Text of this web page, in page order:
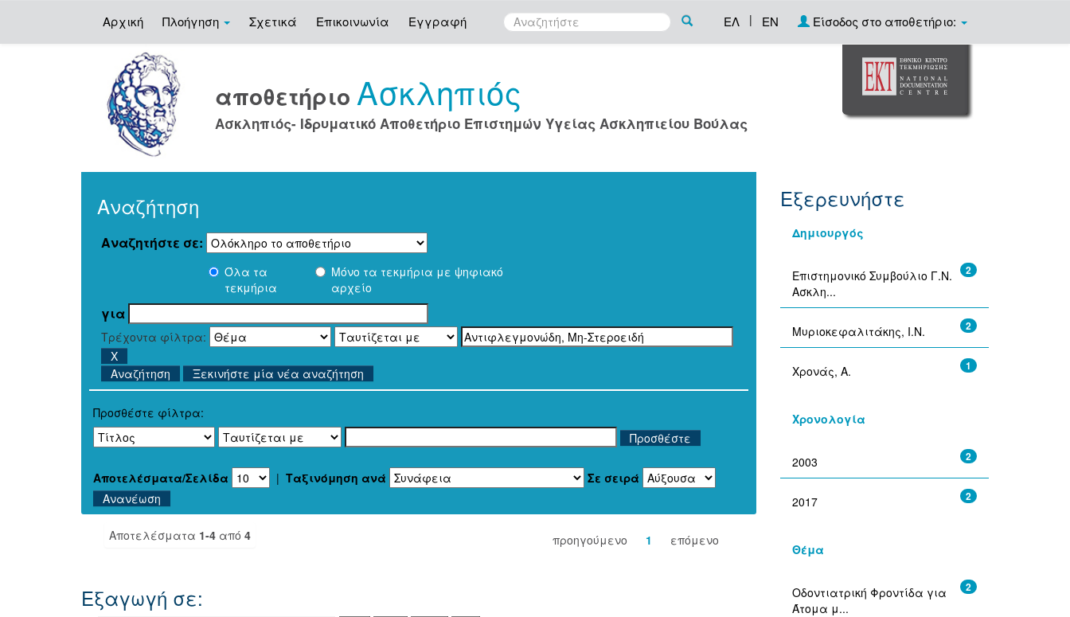
Αρχική Πλοήγηση Σχετικά Επικοινωνία Εγγραφή ΕΛ | EN Είσοδος στο αποθετήριο:
αποθετήριοΑσκληπιός
Ασκληπιός- Ιδρυματικό Αποθετήριο Επιστημών Υγείας Ασκληπιείου Βούλας
Αναζήτηση
Αναζητήστε σε:
Όλα τα
τεκμήρια
Μόνο τα τεκμήρια με ψηφιακό
αρχείο
για
Τρέχοντα φίλτρα:
Ξεκινήστε μία νέα αναζήτηση
Προσθέστε φίλτρα:
Αποτελέσματα/Σελίδα | Ταξινόμηση ανά Σε σειρά
Αποτελέσματα 1-4 από 4 προηγούμενο 1 επόμενο
Εξαγωγή σε:
Εξερευνήστε
Δημιουργός
2
Επιστημονικό Συμβούλιο Γ.Ν.
Ασκλη...
2
Μυριοκεφαλιτάκης, Ι.Ν.
1
Χρονάς, Α.
Χρονολογία
2
2003
2
2017
Θέμα
2
Οδοντιατρική Φροντίδα για
Άτομα μ...